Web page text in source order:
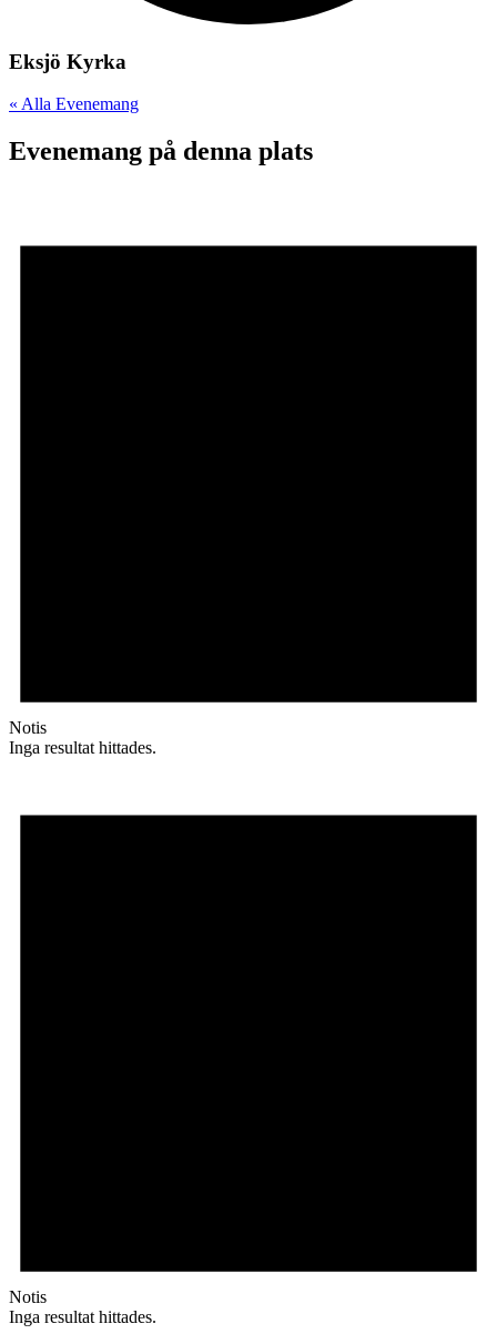
Eksjö Kyrka
« Alla Evenemang
Evenemang på denna plats
Notis
Inga resultat hittades.
Notis
Inga resultat hittades.